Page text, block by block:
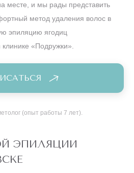
месте, и мы рады представить
метод удаления волос в
эпиляцию ягодиц
«Подружки».
(опыт работы 7 лет).
ЭПИЛЯЦИИ